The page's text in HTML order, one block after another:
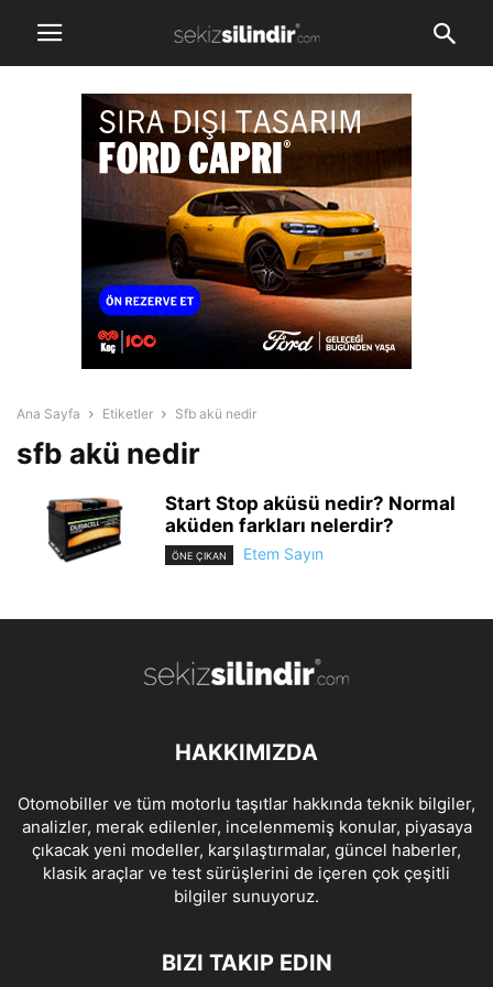
Ana Sayfa Etiketler Sfb akü nedir
sfb akü nedir
Start Stop aküsü nedir? Normal
aküden farkları nelerdir?
ÖNE ÇIKAN Etem Sayın
HAKKIMIZDA
Otomobiller ve tüm motorlu taşıtlar hakkında teknik bilgiler,
analizler, merak edilenler, incelenmemiş konular, piyasaya
çıkacak yeni modeller, karşılaştırmalar, güncel haberler,
klasik araçlar ve test sürüşlerini de içeren çok çeşitli
bilgiler sunuyoruz.
BIZI TAKIP EDIN